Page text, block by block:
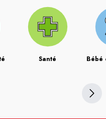
Santé Bébé